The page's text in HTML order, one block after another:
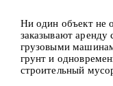
Ни один объект не
заказывают аренду
грузовыми
грунт и
строительный